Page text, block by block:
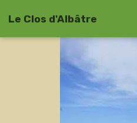
Le Clos d'Albâtre